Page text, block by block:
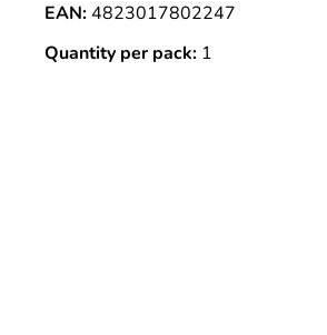
EAN:4823017802247
Quantity per pack: 1